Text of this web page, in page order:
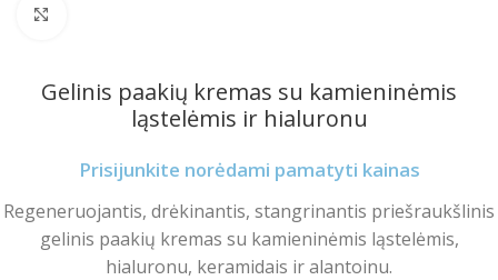
Gelinis paakių kremas su kamieninėmis
ląstelėmis ir hialuronu
Prisijunkite norėdami pamatyti kainas
Regeneruojantis, drėkinantis, stangrinantis priešraukšlinis
gelinis paakių kremas su kamieninėmis ląstelėmis,
hialuronu, keramidais ir alantoinu.